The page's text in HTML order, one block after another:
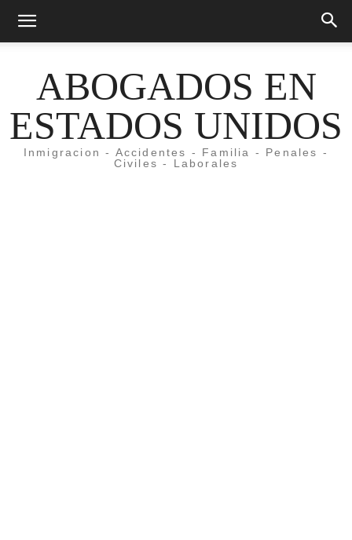
ABOGADOS EN
ESTADOS UNIDOS
Inmigracion - Accidentes - Familia - Penales -
Civiles - Laborales